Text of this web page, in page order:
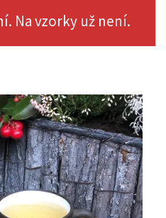
Na vzorky už není.